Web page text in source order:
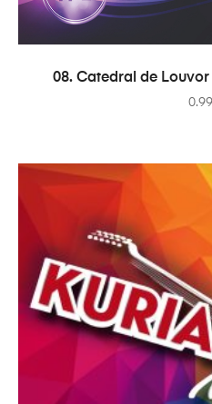
08. Catedral de
0.99